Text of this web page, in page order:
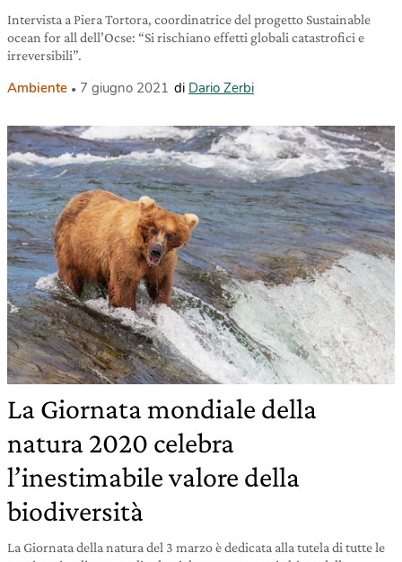
Intervista a Piera Tortora, coordinatrice del progetto Sustainable
ocean for all dell’Ocse: “Si rischiano effetti globali catastrofici e
irreversibili”.
Ambiente 7 giugno 2021 di Dario Zerbi
La Giornata mondiale della
natura 2020 celebra
l’inestimabile valore della
biodiversità
La Giornata della natura del 3 marzo è dedicata alla tutela di tutte le